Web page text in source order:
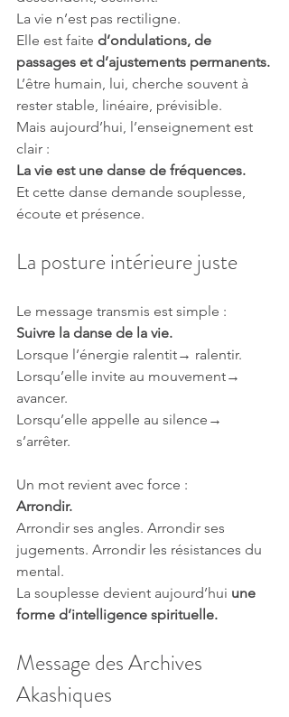
La vie n’est pas rectiligne.
Elle est faite d’ondulations, de
passages et d’ajustements permanents.
L’être humain, lui, cherche souvent à
rester stable, linéaire, prévisible.
Mais aujourd’hui, l’enseignement est
clair :
La vie est une danse de fréquences.
Et cette danse demande souplesse,
écoute et présence.
La posture intérieure juste
Le message transmis est simple :
Suivre la danse de la vie.
Lorsque l’énergie ralentit→ ralentir.
Lorsqu’elle invite au mouvement→
avancer.
Lorsqu’elle appelle au silence→
s’arrêter.
Un mot revient avec force :
Arrondir.
Arrondir ses angles. Arrondir ses
jugements. Arrondir les résistances du
mental.
La souplesse devient aujourd’hui une
forme d’intelligence spirituelle.
Message des Archives
Akashiques